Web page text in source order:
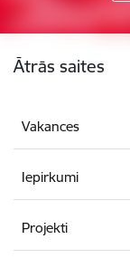
Ātrās saites
Vakances
Iepirkumi
Projekti